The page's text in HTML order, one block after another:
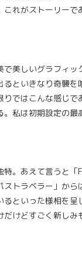
れがストーリーで
で美しいグラフィ
るといきなり奇襲
りではこんな感じ
。私は初期設定の
特。あえて言うと
ストラベラー」か
るといった様相を
だけどすごく新し